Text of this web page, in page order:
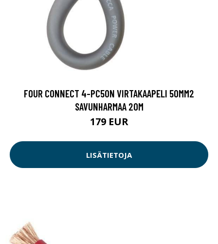
FOUR CONNECT 4-PC50N VIRTAKAAPELI 50MM2
SAVUNHARMAA 20M
179 EUR
LISÄTIETOJA